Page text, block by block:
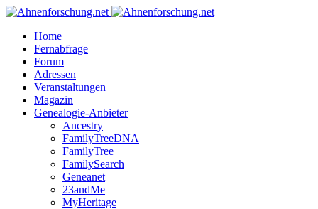
Home
Fernabfrage
Forum
Adressen
Veranstaltungen
Magazin
Genealogie-Anbieter
Ancestry
FamilyTreeDNA
FamilyTree
FamilySearch
Geneanet
23andMe
MyHeritage